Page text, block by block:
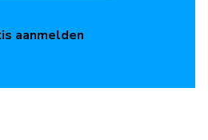
aanmelden